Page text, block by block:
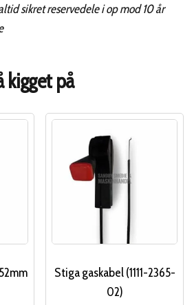
sikret reservedele i op mod 10 år
kigget på
Stiga gaskabel (1111-2365-
02)